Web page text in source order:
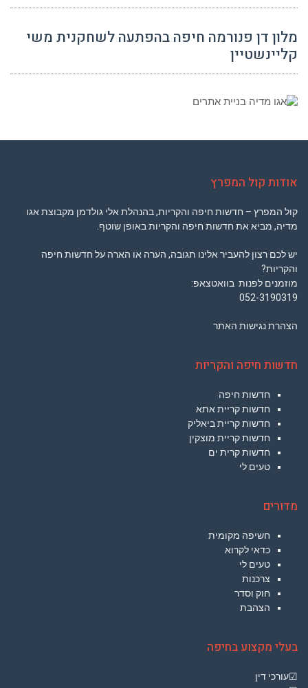
מלון דן פנורמה חיפה בהפתעה לשחקנית משי
קליינשטיין
אודות קול המפרץ
קול המפרץ – חדשות חיפה והקריות, בהנהלת אלי גולדמן מקבוצת אגו
מדיה, מביא את חדשות חיפה והקריות באופן שוטף.
יש לכם רצון להעביר אלינו תגובה, הערה או הארה על חדשות חיפה
והקריות?
מוזמנים לפנות בוואטצאפ:
052-3190319
הצהרת נגישות האתר
חדשות חיפה והקריות
חדשות חיפה
חדשות קריית אתא
חדשות קריית ביאליק
חדשות קריית מוצקין
חדשות קרית ים
טעים לי
מדורים
חשיפה מקומית
כדאי לקרוא
טעים לי
צרכנות
חוק וסדר
הצהבת
בעלי מקצוע בחיפה
☑עורכי דין